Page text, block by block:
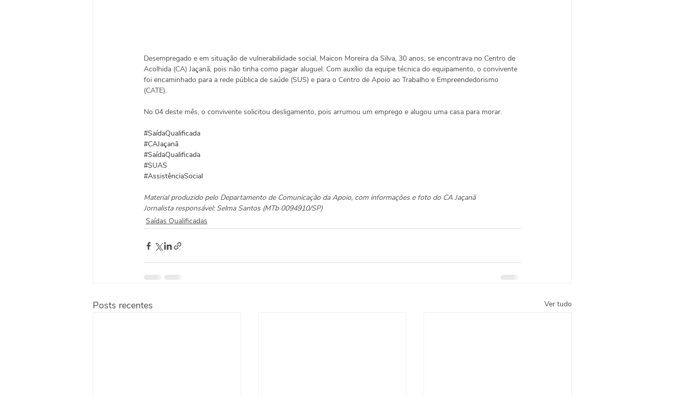
Desempregado e em situação de vulnerabilidade social, Maicon Moreira da Silva, 30 anos, se encontrava no Centro de
Acolhida (CA) Jaçanã, pois não tinha como pagar aluguel. Com auxílio da equipe técnica do equipamento, o convivente
foi encaminhado para a rede pública de saúde (SUS) e para o Centro de Apoio ao Trabalho e Empreendedorismo
(CATE).
No 04 deste mês, o convivente solicitou desligamento, pois arrumou um emprego e alugou uma casa para morar.
#SaídaQualificada
#CAJaçanã
#SaídaQualificada
#SUAS
#AssistênciaSocial
Material produzido pelo Departamento de Comunicação da Apoio, com informações e foto do CA Jaçanã
Jornalista responsável: Selma Santos (MTb 0094910/SP)
Saídas Qualificadas
Posts recentes Ver tudo